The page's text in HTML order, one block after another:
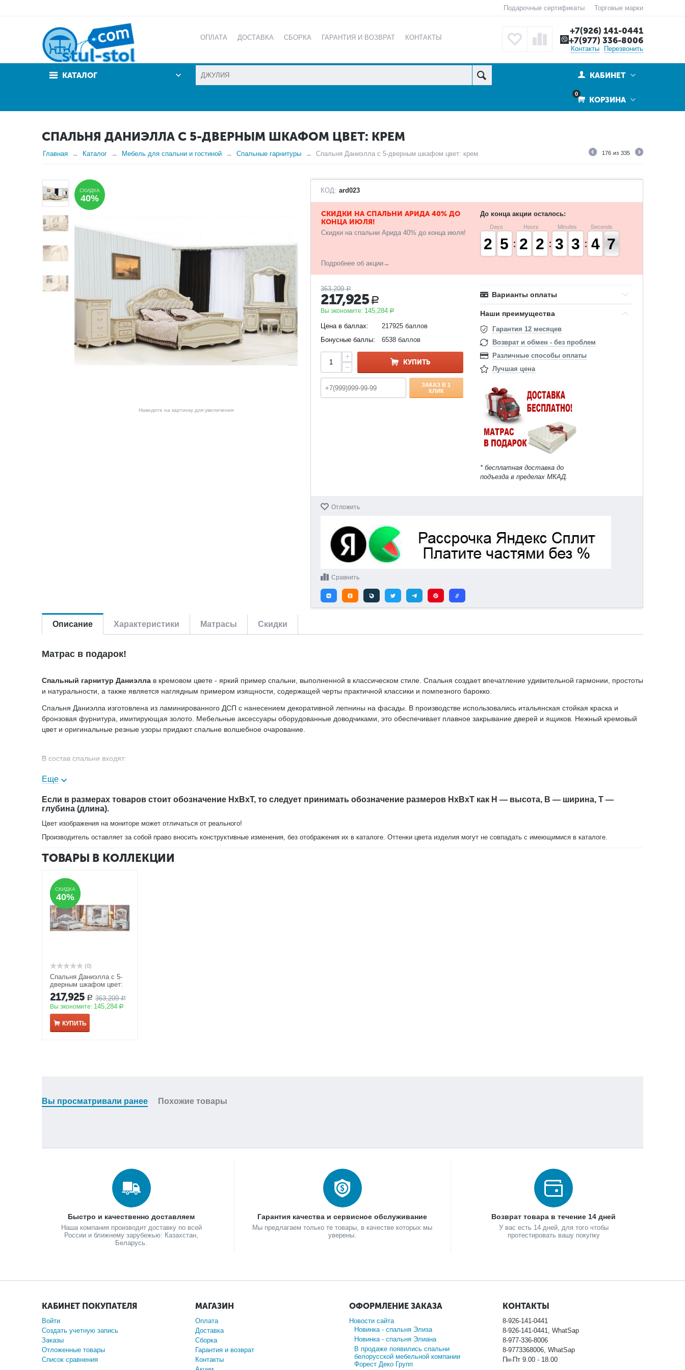
Подарочные сертификаты Торговые марки
ОПЛАТА ДОСТАВКА СБОРКА ГАРАНТИЯ И ВОЗВРАТ КОНТАКТЫ
+7(926) 141-0441
+7(977) 336-8006
Контакты Перезвонить
КАТАЛОГ КАБИНЕТ
0
КОРЗИНА
СПАЛЬНЯ ДАНИЭЛЛА С 5-ДВЕРНЫМ ШКАФОМ ЦВЕТ: КРЕМ
Главная Каталог Мебель для спальни и гостиной Спальные гарнитуры Спальня Даниэлла с 5-дверным шкафом цвет: крем 176 из 335
СКИДКА
40%
Наведите на картинку для увеличения
КОД: ard023
​СКИДКИ НА СПАЛЬНИ АРИДА 40% ДО
КОНЦА ИЮЛЯ!
Скидки на спальни Арида 40% до конца июля!
До конца акции осталось:
Days
1
1
2
2 4
4
5
5
Hours
1
1
2
2 1
1
2
2
Minutes
2
2
3
3 2
2
3
3
Seconds
5
4
4 7
6
6
Подробнее об акции→
363,209 Р
217,925 Р
Вы экономите: 145,284 Р
Цена в баллах:
217925 баллов
Бонусные баллы:
6538 баллов
+
−
КУПИТЬ
ЗАКАЗ В 1
КЛИК
Варианты оплаты
Наши преимущества
Гарантия 12 месяцев
Возврат и обмен - без проблем
Различные способы оплаты
Лучшая цена
* бесплатная доставка до
подъезда в пределах МКАД.
Отложить
Сравнить
Описание Характеристики Матрасы Скидки
Матрас в подарок!
Спальный гарнитур Даниэлла в кремовом цвете - яркий пример спальни, выполненной в классическом стиле. Спальня создает впечатление удивительной гармонии, простоты
и натуральности, а также является наглядным примером изящности, содержащей черты практичной классики и помпезного барокко.
Спальня Даниэлла изготовлена из ламинированного ДСП с нанесением декоративной лепнины на фасады. В производстве использовались итальянская стойкая краска и
бронзовая фурнитура, имитирующая золото. Мебельные аксессуары оборудованные доводчиками, это обеспечивает плавное закрывание дверей и ящиков. Нежный кремовый
цвет и оригинальные резные узоры придают спальне волшебное очарование.
В состав спальни входят:
Шкаф 5-дверный. Размер: 258х67х240,5 см
Тумба прикроватная - 2 шт. Размер: 62х44х64,2 см
Комод с зеркалом. Размер: 71,5х51х119,5 см. Размер зеркала: 125х10х121 см
Гарнитур можно купить целиком или отдельными элементами.
Еще
Если в размерах товаров стоит обозначение HxBxT, то следует принимать обозначение размеров HxBxT как H — высота, B — ширина, T —
глубина (длина).
Цвет изображения на мониторе может отличаться от реального!
Производитель оставляет за собой право вносить конструктивные изменения, без отображения их в каталоге. Оттенки цвета изделия могут не совпадать с имеющимися в каталоге.
ТОВАРЫ В КОЛЛЕКЦИИ
СКИДКА
40%
СКИДКА
40%
(0)
Спальня Даниэлла с 5-
дверным шкафом цвет:
белое серебро
217,925 Р 363,209 Р
Вы экономите: 145,284 Р
КУПИТЬ
Вы просматривали ранее Похожие товары
Быстро и качественно доставляем
Наша компания производит доставку по всей
России и ближнему зарубежью: Казахстан,
Беларусь.
Гарантия качества и сервисное обслуживание
Мы предлагаем только те товары, в качестве которых мы
уверены.
Возврат товара в течение 14 дней
У вас есть 14 дней, для того чтобы
протестировать вашу покупку
КАБИНЕТ ПОКУПАТЕЛЯ
Войти
Создать учетную запись
Заказы
Отложенные товары
Список сравнения
МАГАЗИН
Оплата
Доставка
Сборка
Гарантия и возврат
Контакты
ОФОРМЛЕНИЕ ЗАКАЗА
Новости сайта
Новинка - спальня Элиза
Новинка - спальня Элиана
В продаже появились спальни
белорусской мебельной компании
Форест Деко Групп
КОНТАКТЫ
8-926-141-0441
8-926-141-0441, WhatSap
8-977-336-8006
8-9773368006, WhatSap
Пн-Пт 9.00 - 18.00